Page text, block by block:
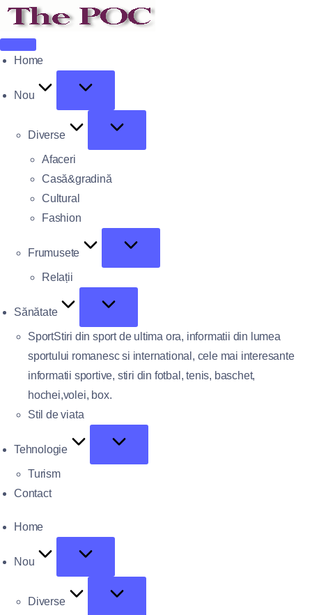
Home
Nou
Diverse
Afaceri
Casă&gradină
Cultural
Fashion
Frumusete
Relații
Sănătate
SportStiri din sport de ultima ora, informatii din lumea
sportului romanesc si international, cele mai interesante
informatii sportive, stiri din fotbal, tenis, baschet,
hochei,volei, box.
Stil de viata
Tehnologie
Turism
Contact
Home
Nou
Diverse